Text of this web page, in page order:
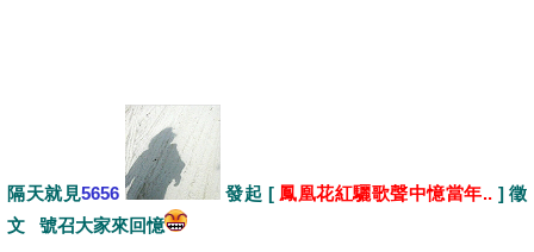
隔天就見5656 發起 [ 鳳凰花紅驪歌聲中憶當年.. ] 徵
文 號召大家來回憶